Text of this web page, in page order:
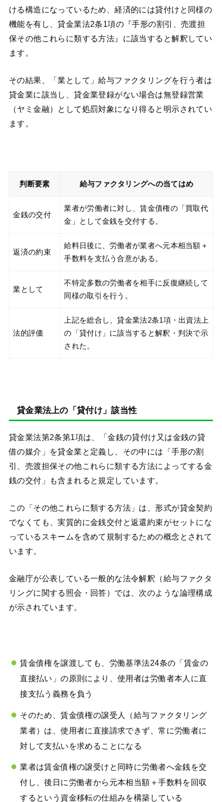
ける構造になっているため、経済的には貸付けと同様の
機能を有し、貸金業法2条1項の『手形の割引、売渡担
保その他これらに類する方法』に該当すると解釈してい
ます。
その結果、「業として」給与ファクタリングを行う者は
貸金業に該当し、貸金業登録がない場合は無登録営業
（ヤミ金融）として処罰対象になり得ると明示されてい
ます。
判断要素 給与ファクタリングへの当てはめ
金銭の交付
業者が労働者に対し、賃金債権の「買取代
金」として金銭を交付する。
返済の約束
給料日後に、労働者が業者へ元本相当額＋
手数料を支払う合意がある。
業として
不特定多数の労働者を相手に反復継続して
同様の取引を行う。
法的評価
上記を総合し、貸金業法2条1項・出資法上
の「貸付け」に該当すると解釈・判決で示
された。
貸金業法上の「貸付け」該当性
貸金業法第2条第1項は、「金銭の貸付け又は金銭の貸
借の媒介」を貸金業と定義し、その中には「手形の割
引、売渡担保その他これらに類する方法によってする金
銭の交付」も含まれると規定しています。
この「その他これらに類する方法」は、形式が貸金契約
でなくても、実質的に金銭交付と返還約束がセットにな
っているスキームを含めて規制するための概念とされて
います。
金融庁が公表している一般的な法令解釈（給与ファクタ
リングに関する照会・回答）では、次のような論理構成
が示されています。
賃金債権を譲渡しても、労働基準法24条の「賃金の
直接払い」の原則により、使用者は労働者本人に直
接支払う義務を負う
そのため、賃金債権の譲受人（給与ファクタリング
業者）は、使用者に直接請求できず、常に労働者に
対して支払いを求めることになる
業者は賃金債権の譲受けと同時に労働者へ金銭を交
付し、後日に労働者から元本相当額＋手数料を回収
するという資金移転の仕組みを構築している